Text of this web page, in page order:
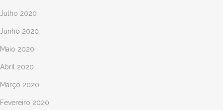
Julho 2020
Junho 2020
Maio 2020
Abril 2020
Março 2020
Fevereiro 2020